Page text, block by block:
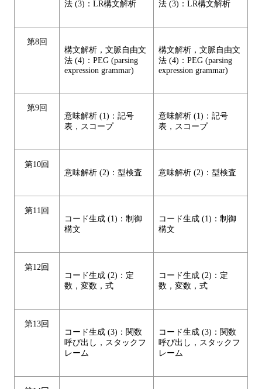
法 (3)：LR構文解析 法 (3)：LR構文解析
第8回
構文解析，文脈自由文
法 (4)：PEG (parsing
expression grammar)
構文解析，文脈自由文
法 (4)：PEG (parsing
expression grammar)
第9回
意味解析 (1)：記号
表，スコープ
意味解析 (1)：記号
表，スコープ
第10回
意味解析 (2)：型検査
意味解析 (2)：型検査
第11回
コード生成 (1)：制御
構文
コード生成 (1)：制御
構文
第12回
コード生成 (2)：定
数，変数，式
コード生成 (2)：定
数，変数，式
第13回
コード生成 (3)：関数
呼び出し，スタックフ
レーム
コード生成 (3)：関数
呼び出し，スタックフ
レーム